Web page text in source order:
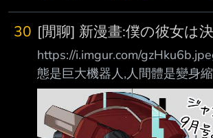
30 [閒聊] 新漫畫:僕の彼女は
https://i.imgur.com/
態是巨大機器人,人間體是變身
https://i.imgur.com/
https://i.imgur.com/SKIY7sI.jpeg
https://i.imgur.com/